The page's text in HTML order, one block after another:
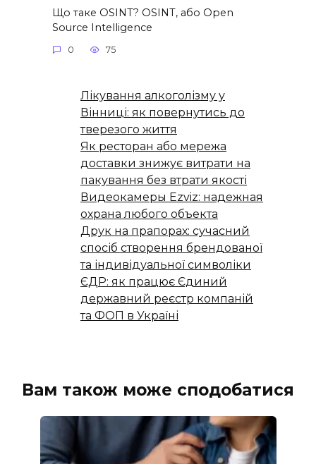
Що таке OSINT? OSINT, або Open
Source Intelligence
0 75
Лікування алкоголізму у
Вінниці: як повернутись до
тверезого життя
Як ресторан або мережа
доставки знижує витрати на
пакування без втрати якості
Видеокамеры Ezviz: надежная
охрана любого объекта
Друк на прапорах: сучасний
спосіб створення брендованої
та індивідуальної символіки
ЄДР: як працює Єдиний
державний реєстр компаній
та ФОП в Україні
Вам також може сподобатися